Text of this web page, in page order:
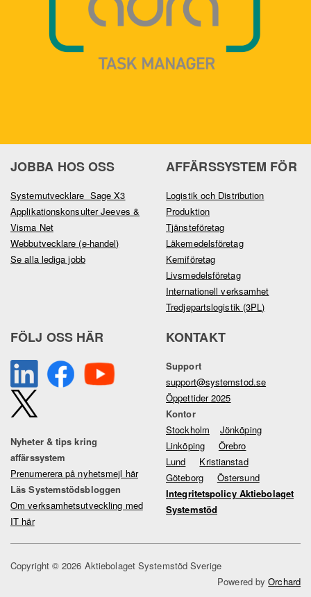
JOBBA HOS OSS
Systemutvecklare Sage X3
Applikationskonsulter Jeeves &
Visma Net
Webbutvecklare (e-handel)
Se alla lediga jobb
AFFÄRSSYSTEM FÖR
Logistik och Distribution
Produktion
Tjänsteföretag
Läkemedelsföretag
Kemiföretag
Livsmedelsföretag
Internationell verksamhet
Tredjepartslogistik (3PL)
FÖLJ OSS HÄR
Nyheter & tips kring
affärssystem
Prenumerera på nyhetsmejl här
Läs Systemstödsbloggen
Om verksamhetsutveckling med
IT här
KONTAKT
Support
support@systemstod.se
Öppettider 2025
Kontor
Stockholm
Jönköping
Linköping
Örebro
Lund
Kristianstad
Göteborg
Östersund
Integritetspolicy Aktiebolaget
Systemstöd
Copyright © 2026 Aktiebolaget Systemstöd Sverige
Powered byOrchard